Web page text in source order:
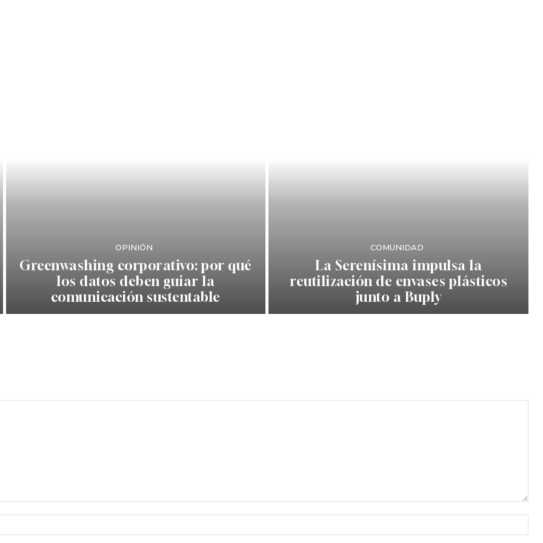
OPINIÓN
Greenwashing corporativo: por qué
los datos deben guiar la
comunicación sustentable
COMUNIDAD
La Serenísima impulsa la
reutilización de envases plásticos
junto a Buply